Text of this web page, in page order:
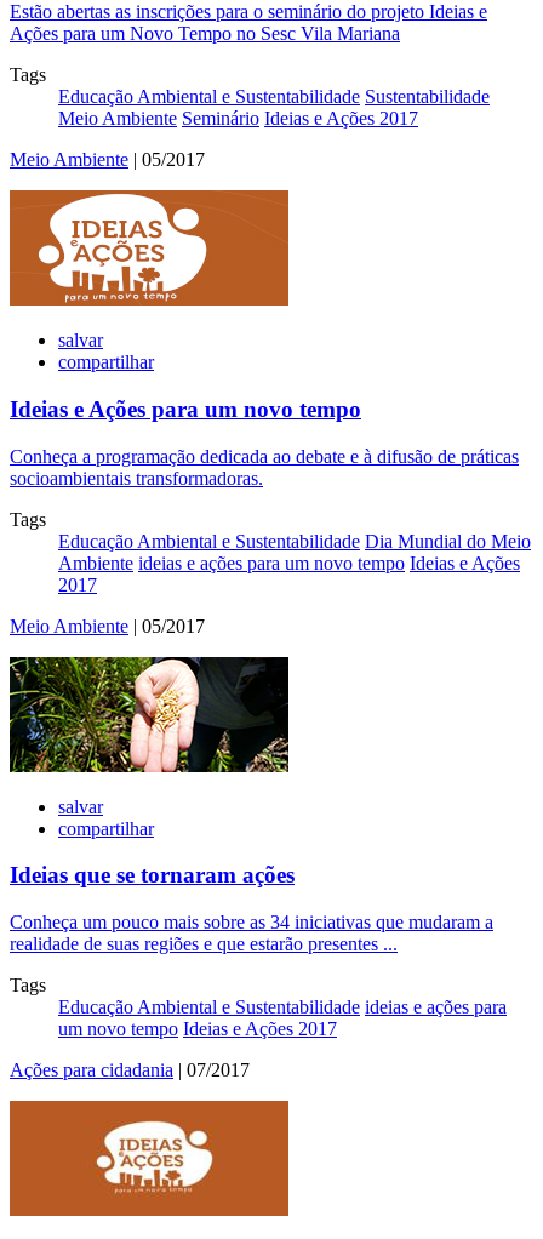
Estão abertas as inscrições para o seminário do projeto Ideias e
Ações para um Novo Tempo no Sesc Vila Mariana
Tags
Educação Ambiental e Sustentabilidade Sustentabilidade
Meio Ambiente Seminário Ideias e Ações 2017
Meio Ambiente | 05/2017
salvar
compartilhar
Ideias e Ações para um novo tempo
Conheça a programação dedicada ao debate e à difusão de práticas
socioambientais transformadoras.
Tags
Educação Ambiental e Sustentabilidade Dia Mundial do Meio
Ambiente ideias e ações para um novo tempo Ideias e Ações
2017
Meio Ambiente | 05/2017
salvar
compartilhar
Ideias que se tornaram ações
Conheça um pouco mais sobre as 34 iniciativas que mudaram a
realidade de suas regiões e que estarão presentes ...
Tags
Educação Ambiental e Sustentabilidade ideias e ações para
um novo tempo Ideias e Ações 2017
Ações para cidadania | 07/2017